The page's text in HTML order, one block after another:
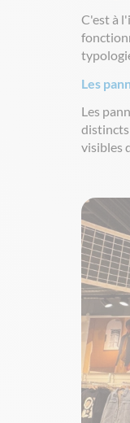
C'est à
Les
Les
distincts
visibles